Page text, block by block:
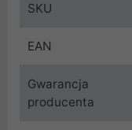
SKU
EAN
Gwarancja
producenta